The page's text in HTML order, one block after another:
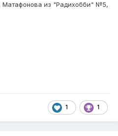
Матафонова из "Радихобби" №5,
1 1